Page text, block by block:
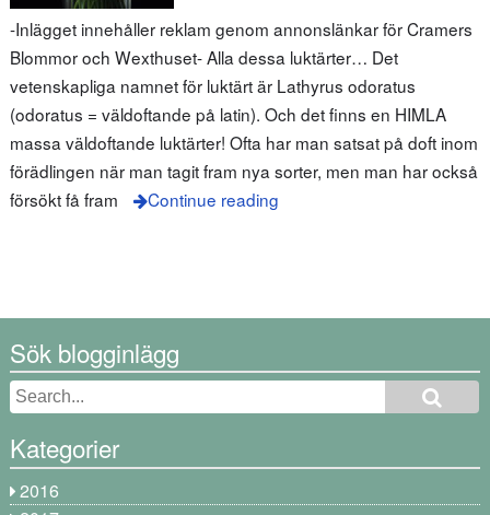
-Inlägget innehåller reklam genom annonslänkar för Cramers
Blommor och Wexthuset- Alla dessa luktärter… Det
vetenskapliga namnet för luktärt är Lathyrus odoratus
(odoratus = väldoftande på latin). Och det finns en HIMLA
massa väldoftande luktärter! Ofta har man satsat på doft inom
förädlingen när man tagit fram nya sorter, men man har också
försökt få fram
Continue reading
Sök blogginlägg
Kategorier
2016